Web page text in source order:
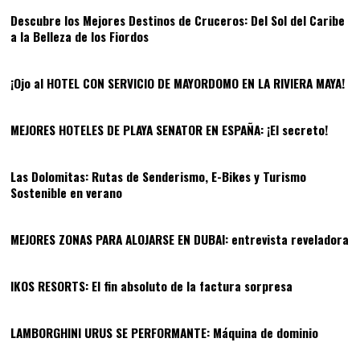
Descubre los Mejores Destinos de Cruceros: Del Sol del Caribe
a la Belleza de los Fiordos
¡Ojo al HOTEL CON SERVICIO DE MAYORDOMO EN LA RIVIERA MAYA!
07
MEJORES HOTELES DE PLAYA SENATOR EN ESPAÑA: ¡El secreto!
08
Las Dolomitas: Rutas de Senderismo, E-Bikes y Turismo
Sostenible en verano
MEJORES ZONAS PARA ALOJARSE EN DUBAI: entrevista reveladora
10
IKOS RESORTS: El fin absoluto de la factura sorpresa
LAMBORGHINI URUS SE PERFORMANTE: Máquina de dominio12